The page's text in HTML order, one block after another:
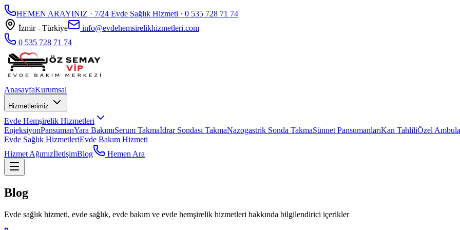
HEMEN ARAYINIZ · 7/24 Evde Sağlık Hizmeti · 0 535 728 71 74
İzmir - Türkiye
info@evdehemsirelikhizmetleri.com
0 535 728 71 74
AnasayfaKurumsal
Hizmetlerimiz
Evde Hemşirelik Hizmetleri
EnjeksiyonPansumanYara BakımıSerum Takmaİdrar Sondası TakmaNazogastrik Sonda TakmaSünnet PansumanlarıKan TahliliÖzel
Evde Sağlık HizmetleriEvde Bakım Hizmeti
Hizmet AğımızİletişimBlog Hemen Ara
Blog
Evde sağlık hizmeti, evde sağlık, evde bakım ve evde hemşirelik hizmetleri hakkında bilgilendirici içerikler